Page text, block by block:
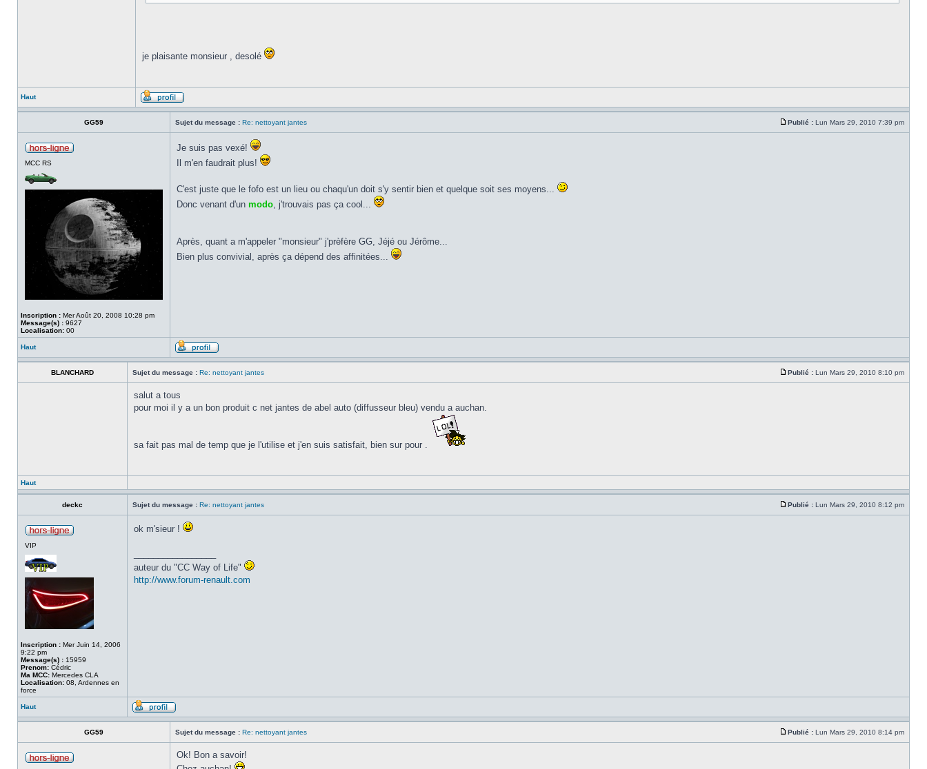
je plaisante monsieur , desolé
Haut
GG59 Sujet du message : Re: nettoyant jantes Publié : Lun Mars 29, 2010 7:39 pm
MCC RS
Inscription : Mer Août 20, 2008 10:28 pm
Message(s) : 9627
Localisation: 00
Je suis pas vexé!
Il m'en faudrait plus!
C'est juste que le fofo est un lieu ou chaqu'un doit s'y sentir bien et quelque soit ses moyens...
Donc venant d'un modo, j'trouvais pas ça cool...
Après, quant a m'appeler "monsieur" j'prèfère GG, Jéjé ou Jérôme...
Bien plus convivial, après ça dépend des affinitées...
Haut
BLANCHARD Sujet du message : Re: nettoyant jantes Publié : Lun Mars 29, 2010 8:10 pm
salut a tous
pour moi il y a un bon produit c net jantes de abel auto (diffusseur bleu) vendu a auchan.
sa fait pas mal de temp que je l'utilise et j'en suis satisfait, bien sur pour .
Haut
deckc Sujet du message : Re: nettoyant jantes Publié : Lun Mars 29, 2010 8:12 pm
VIP
Inscription : Mer Juin 14, 2006
9:22 pm
Message(s) : 15959
Prenom: Cédric
Ma MCC: Mercedes CLA
Localisation: 08, Ardennes en
force
ok m'sieur !
auteur du "CC Way of Life"
http://www.forum-renault.com
Haut
GG59 Sujet du message : Re: nettoyant jantes Publié : Lun Mars 29, 2010 8:14 pm
Ok! Bon a savoir!